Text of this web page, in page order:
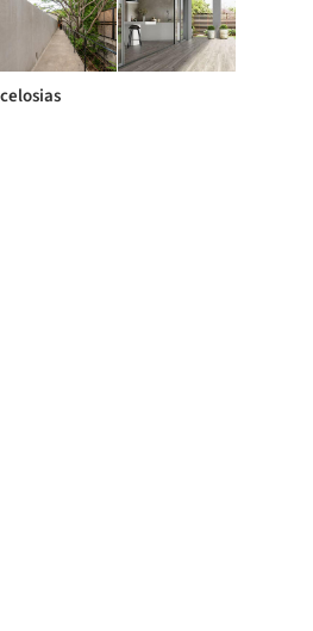
celosias